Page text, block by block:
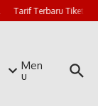
Tarif Terbaru Tiket
Men
u